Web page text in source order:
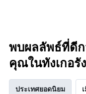
พบผลลัพธ์ที่ดีก
คุณในทังเกอรัง
ประเทศยอดนิยม